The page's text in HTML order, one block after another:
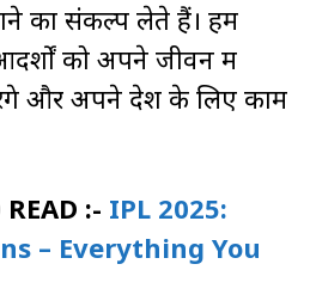
का संकल्प लेते हैं। हम
को अपने जीवन में
और अपने देश के लिए काम
:- IPL 2025:
– Everything You